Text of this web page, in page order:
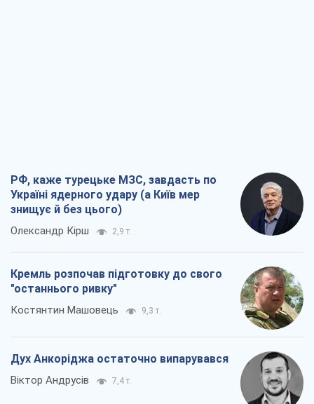
РФ, каже турецьке МЗС, завдасть по
Україні ядерного удару (а Київ мер
знищує й без цього)
Олександр Кірш 2,9 т.
Кремль розпочав підготовку до свого
"останнього ривку"
Костянтин Машовець 9,3 т.
Дух Анкоріджа остаточно випарувався
Віктор Андрусів 7,4 т.